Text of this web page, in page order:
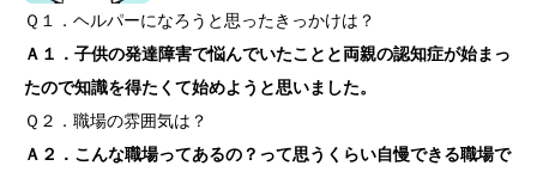
Ｑ１．ヘルパーになろうと思ったきっかけは？
Ａ１．子供の発達障害で悩んでいたことと両親の認知症が始まっ
たので知識を得たくて始めようと思いました。
Ｑ２．職場の雰囲気は？
Ａ２．こんな職場ってあるの？って思うくらい自慢できる職場で